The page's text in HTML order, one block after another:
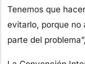
Tenemos que
evitarlo, porque no
parte del